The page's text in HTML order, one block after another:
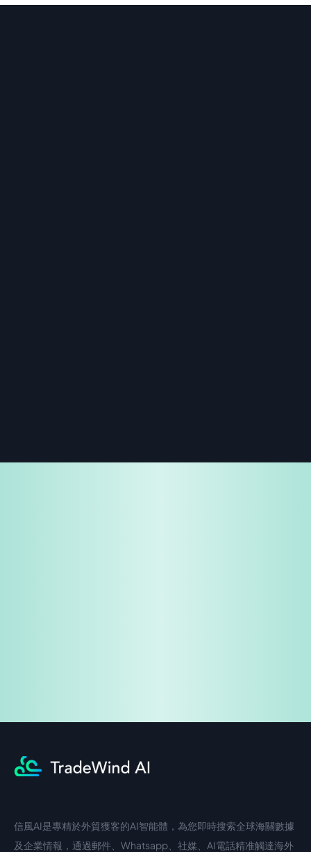
中文入口
信風AI是專精於外貿獲客的AI智能體，為您即時搜索全球海關數據
及企業情報，通過郵件、Whatsapp、社媒、AI電話精准觸達海外